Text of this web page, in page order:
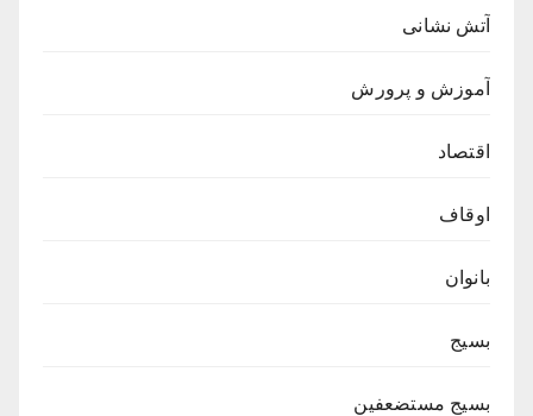
آتش نشانی
آموزش و پرورش
اقتصاد
اوقاف
بانوان
بسیج
بسیج مستضعفین